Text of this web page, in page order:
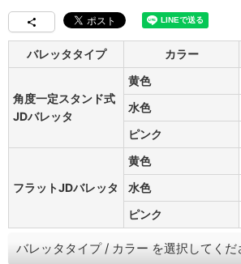
バレッタタイプ カラー
角度一定スタンド式
JDバレッタ
黄色
水色
ピンク
フラットJDバレッタ
黄色
水色
ピンク
バレッタタイプ / カラー を選択してくだ